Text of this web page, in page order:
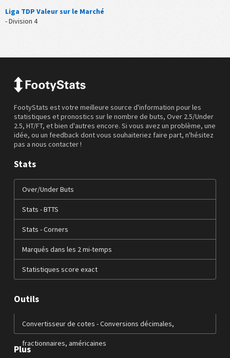
Liga TDP Valeur sur le Marché
- Division 4
FootyStats est votre meilleure source d'information pour les
statistiques et pronostics sur le nombre de buts, Over 2.5/Under
2.5, HT/FT, et bien d'autres encore. Si vous avez un problème, une
idée, ou un feedback dont vous souhaiteriez faire part, n'hésitez
pas a nous contacter !
Stats
Over/Under Buts
Stats - BTTS
Stats - Corners
Marqués dans les 2 mi-temps
Statistiques score exact
Outils
Convertisseur de cotes - Conversions décimales,
fractionnaires, américaines
Plus